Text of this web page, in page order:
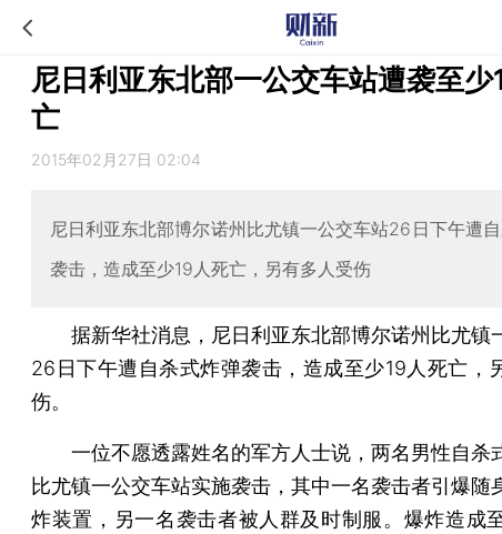
尼日利亚东北部一公交车站遭袭至
亡
2015年02月27日 02:04
尼日利亚东北部博尔诺州比尤镇一公交车站26日下午遭
袭击，造成至少19人死亡，另有多人受伤
据新华社消息，尼日利亚东北部博尔诺州比尤镇
26日下午遭自杀式炸弹袭击，造成至少19人死亡，
伤。
一位不愿透露姓名的军方人士说，两名男性自杀
比尤镇一公交车站实施袭击，其中一名袭击者引爆随
炸装置，另一名袭击者被人群及时制服。爆炸造成